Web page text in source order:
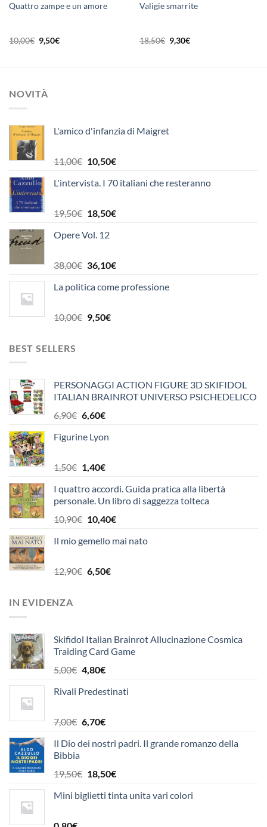
Quattro zampe e un amore
10,00€ Il
prezzo
9,50€Il
Valigie smarrite
18,50€ Il
prezzo
9,30€Il
NOVITÀ
L'amico d'infanzia di Maigret
11,00€ Il
originale
11,00€.
10,50€Il
attuale
10,50€.
L'intervista. I 70 italiani che resteranno
19,50€ Il
originale
19,50€.
18,50€Il
18,50€.
Opere Vol. 12
38,00€ Il
originale
38,00€.
36,10€Il
attuale
La politica come professione
10,00€ Il
9,50€Il
BEST SELLERS
PERSONAGGI ACTION FIGURE 3D SKIFIDOL
ITALIAN BRAINROT UNIVERSO PSICHEDELICO
6,90€ Il
originale
6,90€.
6,60€Il
attuale
6,60€.
Figurine Lyon
1,50€ Il
originale
era:
1,50€.
1,40€Il
attuale
è:
1,40€.
I quattro accordi. Guida pratica alla libertà
personale. Un libro di saggezza tolteca
10,90€ Il
originale
10,90€.
10,40€Il
attuale
Il mio gemello mai nato
12,90€ Il
6,50€Il
IN EVIDENZA
Skifidol Italian Brainrot Allucinazione Cosmica
Traiding Card Game
5,00€ Il
originale
5,00€.
4,80€Il
attuale
4,80€.
Rivali Predestinati
7,00€ Il
originale
7,00€.
6,70€Il
attuale
6,70€.
Il Dio dei nostri padri. Il grande romanzo della
Bibbia
19,50€ Il
originale
18,50€Il
attuale
Mini biglietti tinta unita vari colori